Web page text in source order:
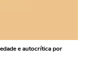
e autocrítica por